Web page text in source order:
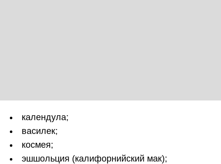
календула;
василек;
космея;
эшшольция (калифорнийский мак);